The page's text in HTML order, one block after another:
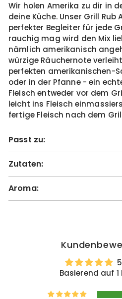
Wir holen Amerika zu dir in
deine Küche. Unser Grill Rub
perfekter Begleiter für jede
rauchig mag wird den Mix
nämlich amerikanisch
würzige Räuchernote
perfekten amerikanischen-
oder in der Pfanne - ein
Fleisch entweder vor dem
leicht ins Fleisch
fertige Fleisch nach dem
Passt zu:
Zutaten:
Aroma:
Basierend auf 1